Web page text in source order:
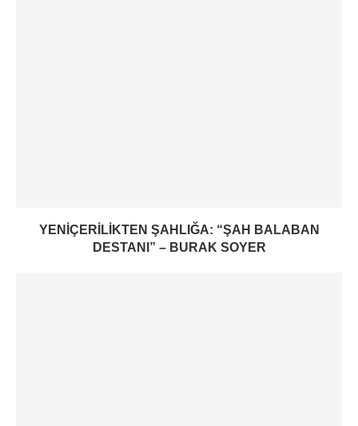
YENIÇERILIKTEN ŞAHLIĞA: “ŞAH BALABAN
DESTANI” – BURAK SOYER